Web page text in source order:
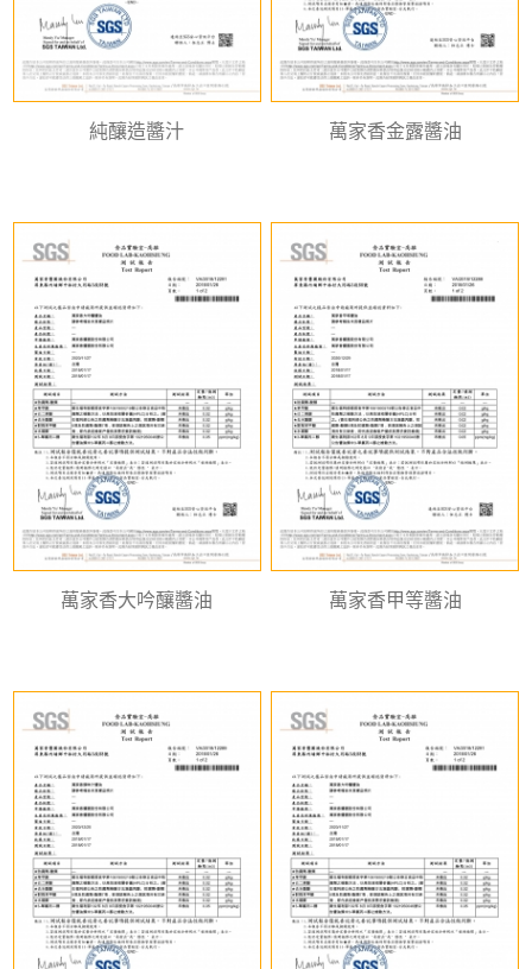
純釀造醬汁 萬家香金露醬油
萬家香大吟釀醬油 萬家香甲等醬油